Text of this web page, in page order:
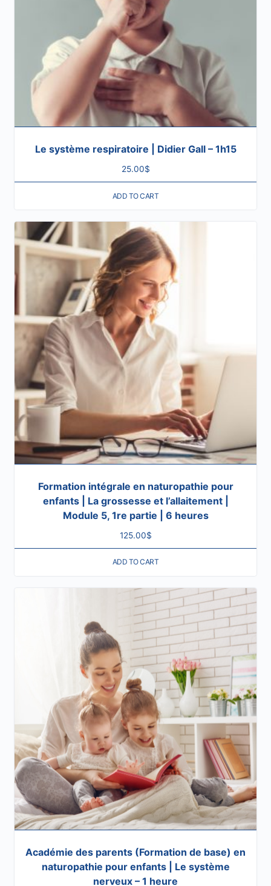
Le système respiratoire | Didier Gall – 1h15
25.00$
ADD TO CART
Formation intégrale en naturopathie pour
enfants | La grossesse et l’allaitement |
Module 5, 1re partie | 6 heures
125.00$
ADD TO CART
Académie des parents (Formation de base) en
naturopathie pour enfants | Le système
nerveux – 1 heure